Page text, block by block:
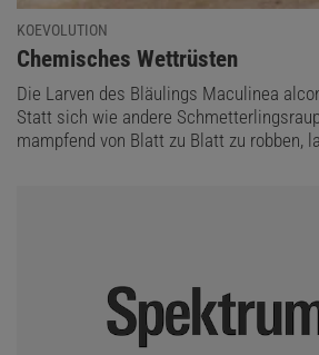
KOEVOLUTION
:
Chemisches Wettrüsten
Die Larven des Bläulings Maculinea
Statt sich wie andere
mampfend von Blatt zu Blatt zu robben,